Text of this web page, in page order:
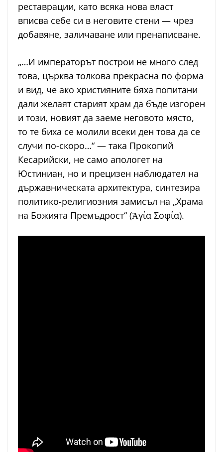
реставрации, като всяка нова власт
вписва себе си в неговите стени — чрез
добавяне, заличаване или пренаписване.
„…И императорът построи не много след
това, църква толкова прекрасна по форма
и вид, че ако християните бяха попитани
дали желаят старият храм да бъде изгорен
и този, новият да заеме неговото място,
то те биха се молили всеки ден това да се
случи по-скоро…“ — така Прокопий
Кесарийски, не само апологет на
Юстиниан, но и прецизен наблюдател на
държавническата архитектура, синтезира
политико-религиозния замисъл на „Храма
на Божията Премъдрост“ (Ἁγία Σοφία).